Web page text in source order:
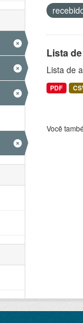
Lista
Lista de
PDF
Você